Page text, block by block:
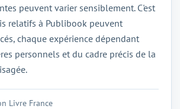
peuvent varier sensiblement. C'est
relatifs à Publibook peuvent
chaque expérience dépendant
personnels et du cadre précis de la
Livre France